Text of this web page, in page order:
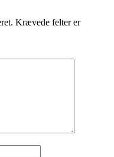
Krævede felter er